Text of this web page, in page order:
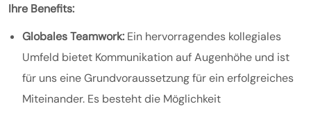
Ihre Benefits:
Globales Teamwork: Ein hervorragendes kollegiales
Umfeld bietet Kommunikation auf Augenhöhe und ist
für uns eine Grundvoraussetzung für ein erfolgreiches
Miteinander. Es besteht die Möglichkeit